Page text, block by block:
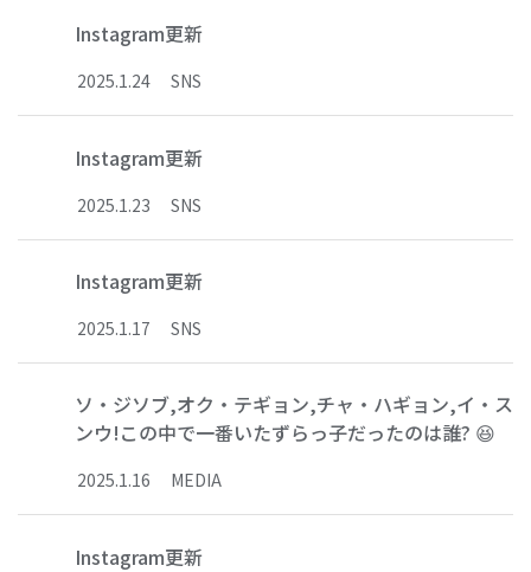
Instagram更新
2025.1.24 SNS
Instagram更新
2025.1 .23 SNS
Instagram更新
2025.1.17 SNS
ソ・ジソブ,オク・テギョン,チャ・ハギョン,イ・ス
ンウ!この中で一番いたずらっ子だったのは誰? 😆
2025.1.16 MEDIA
Instagram更新